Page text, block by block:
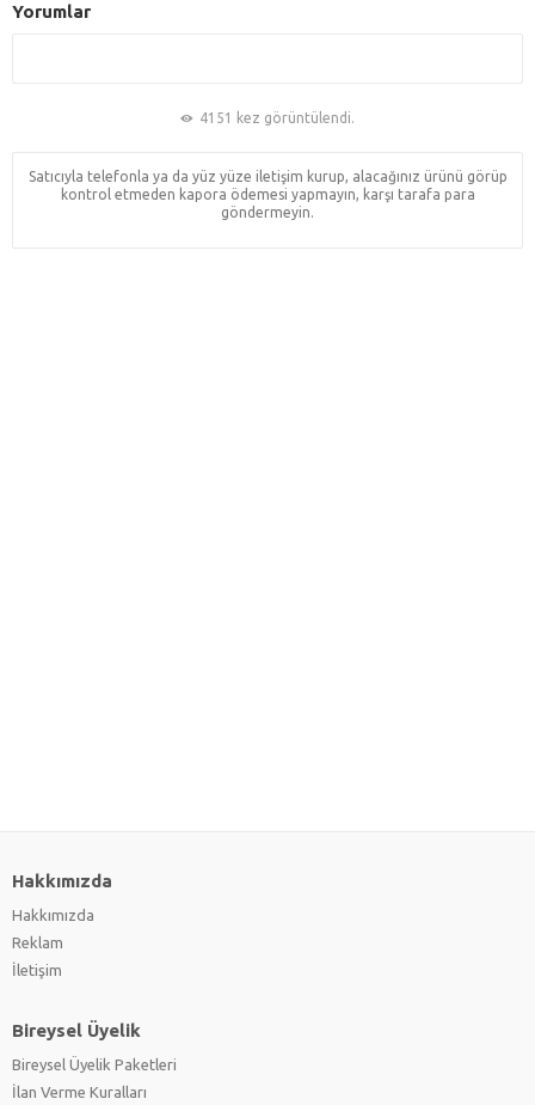
Yorumlar
4151 kez görüntülendi.
Satıcıyla telefonla ya da yüz yüze iletişim kurup, alacağınız ürünü görüp
kontrol etmeden kapora ödemesi yapmayın, karşı tarafa para
göndermeyin.
Hakkımızda
Hakkımızda
Reklam
İletişim
Bireysel Üyelik
Bireysel Üyelik Paketleri
İlan Verme Kuralları